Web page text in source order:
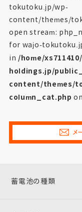
tokutoku.jp/wp-
content/themes/
open stream:
for wajo-
in/home/
holdings.jp/
content/themes/
column_cat.php
蓄電池の種類